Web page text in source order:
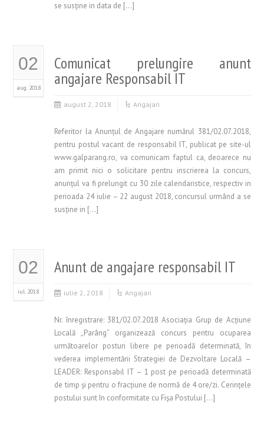
se susţine in data de […]
02
aug. 2018
Comunicat prelungire anunt
angajare Responsabil IT
august 2, 2018 Angajari
Referitor la Anunţul de Angajare numărul 381/02.07.2018,
pentru postul vacant de responsabil IT, publicat pe site-ul
www.galparang.ro, va comunicam faptul ca, deoarece nu
am primit nici o solicitare pentru inscrierea la concurs,
anunţul va fi prelungit cu 30 zile calendaristice, respectiv in
perioada 24 iulie – 22 august 2018, concursul urmând a se
susţine in […]
02
iul. 2018
Anunt de angajare responsabil IT
iulie 2, 2018 Angajari
Nr. înregistrare: 381/02.07.2018 Asociaţia Grup de Acţiune
Locală „Parâng” organizează concurs pentru ocuparea
următoarelor posturi libere pe perioadă determinată, în
vederea implementării Strategiei de Dezvoltare Locală –
LEADER: Responsabil IT – 1 post pe perioadă determinată
de timp şi pentru o fracţiune de normă de 4 ore/zi. Cerinţele
postului sunt în conformitate cu Fişa Postului […]